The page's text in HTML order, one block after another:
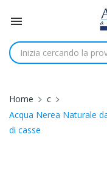

Home
c
Acqua Nerea Naturale
di casse